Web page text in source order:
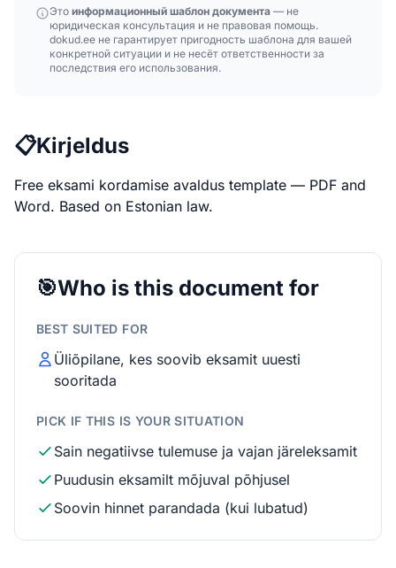
Это информационный шаблон документа — не
юридическая консультация и не правовая помощь.
dokud.ee не гарантирует пригодность шаблона для вашей
конкретной ситуации и не несёт ответственности за
последствия его использования.
📋Kirjeldus
Free eksami kordamise avaldus template — PDF and
Word. Based on Estonian law.
🎯Who is this document for
BEST SUITED FOR
Üliõpilane, kes soovib eksamit uuesti
sooritada
PICK IF THIS IS YOUR SITUATION
Sain negatiivse tulemuse ja vajan järeleksamit
Puudusin eksamilt mõjuval põhjusel
Soovin hinnet parandada (kui lubatud)